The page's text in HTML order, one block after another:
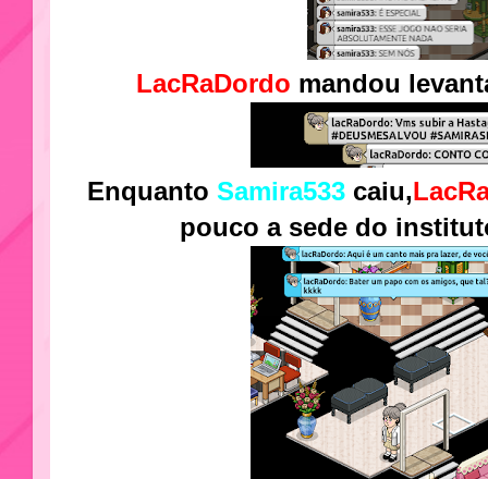
LacRaDordo mandou
Enquanto Samira533 caiu,
pouco a sede do